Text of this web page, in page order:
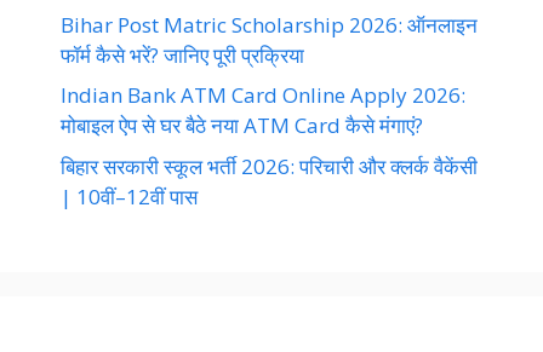
Bihar Post Matric Scholarship 2026: ऑनलाइन
फॉर्म कैसे भरें? जानिए पूरी प्रक्रिया
Indian Bank ATM Card Online Apply 2026:
मोबाइल ऐप से घर बैठे नया ATM Card कैसे मंगाएं?
बिहार सरकारी स्कूल भर्ती 2026: परिचारी और क्लर्क वैकेंसी
| 10वीं–12वीं पास